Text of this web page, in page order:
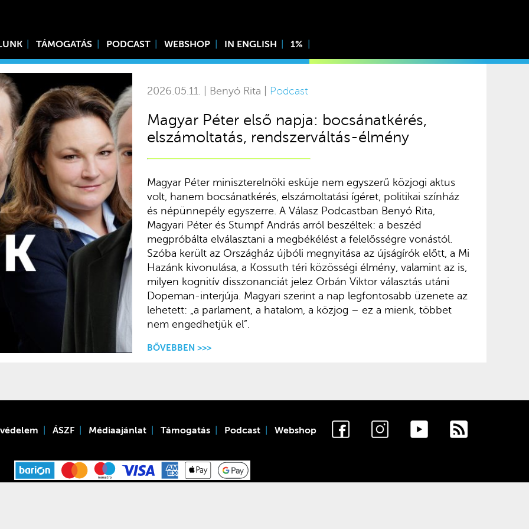
TÁMOGATÁS PODCAST WEBSHOP IN ENGLISH 1%
2026.05.11. | Benyó Rita | Podcast
Magyar Péter első napja: bocsánatkérés,
elszámoltatás, rendszerváltás-élmény
Magyar Péter miniszterelnöki esküje nem egyszerű közjogi aktus
volt, hanem bocsánatkérés, elszámoltatási ígéret, politikai színház
és népünnepély egyszerre. A Válasz Podcastban Benyó Rita,
Magyari Péter és Stumpf András arról beszéltek: a beszéd
megpróbálta elválasztani a megbékélést a felelősségre vonástól.
Szóba került az Országház újbóli megnyitása az újságírók előtt, a Mi
Hazánk kivonulása, a Kossuth téri közösségi élmény, valamint az is,
milyen kognitív disszonanciát jelez Orbán Viktor választás utáni
Dopeman-interjúja. Magyari szerint a nap legfontosabb üzenete az
lehetett: „a parlament, a hatalom, a közjog – ez a mienk, többet
nem engedhetjük el”.
BŐVEBBEN >>>
ÁSZF Médiaajánlat Támogatás Podcast Webshop